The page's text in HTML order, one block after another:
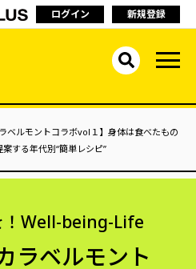
ログイン 新規登録
ベルモントコラボvol１】身体は食べたもの
する年代別“簡単レシピ”
！Well-being-Life
ラベルモント